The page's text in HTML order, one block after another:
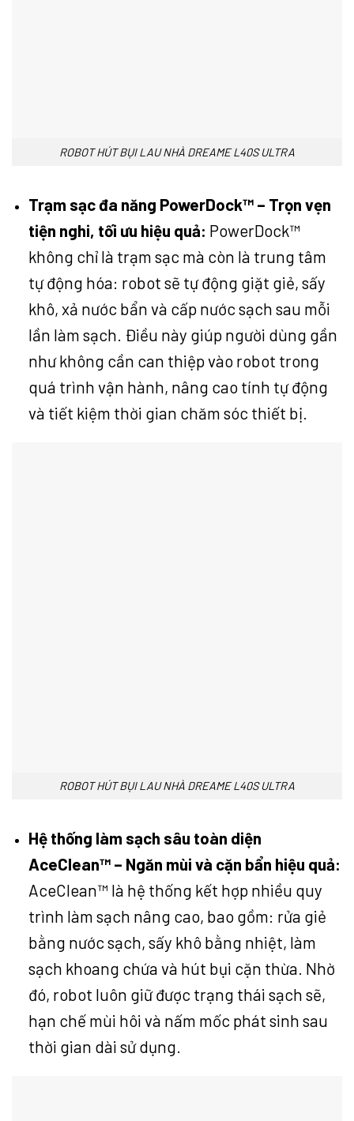
ROBOT HÚT BỤI LAU NHÀ DREAME L40S ULTRA
Trạm sạc đa năng PowerDock™ – Trọn vẹn
tiện nghi, tối ưu hiệu quả: PowerDock™
không chỉ là trạm sạc mà còn là trung tâm
tự động hóa: robot sẽ tự động giặt giẻ, sấy
khô, xả nước bẩn và cấp nước sạch sau mỗi
lần làm sạch. Điều này giúp người dùng gần
như không cần can thiệp vào robot trong
quá trình vận hành, nâng cao tính tự động
và tiết kiệm thời gian chăm sóc thiết bị.
ROBOT HÚT BỤI LAU NHÀ DREAME L40S ULTRA
Hệ thống làm sạch sâu toàn diện
AceClean™ – Ngăn mùi và cặn bẩn hiệu quả:
AceClean™ là hệ thống kết hợp nhiều quy
trình làm sạch nâng cao, bao gồm: rửa giẻ
bằng nước sạch, sấy khô bằng nhiệt, làm
sạch khoang chứa và hút bụi cặn thừa. Nhờ
đó, robot luôn giữ được trạng thái sạch sẽ,
hạn chế mùi hôi và nấm mốc phát sinh sau
thời gian dài sử dụng.